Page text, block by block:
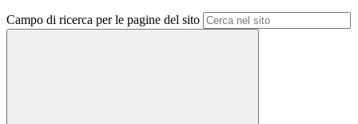
Campo di ricerca per le pagine del sito